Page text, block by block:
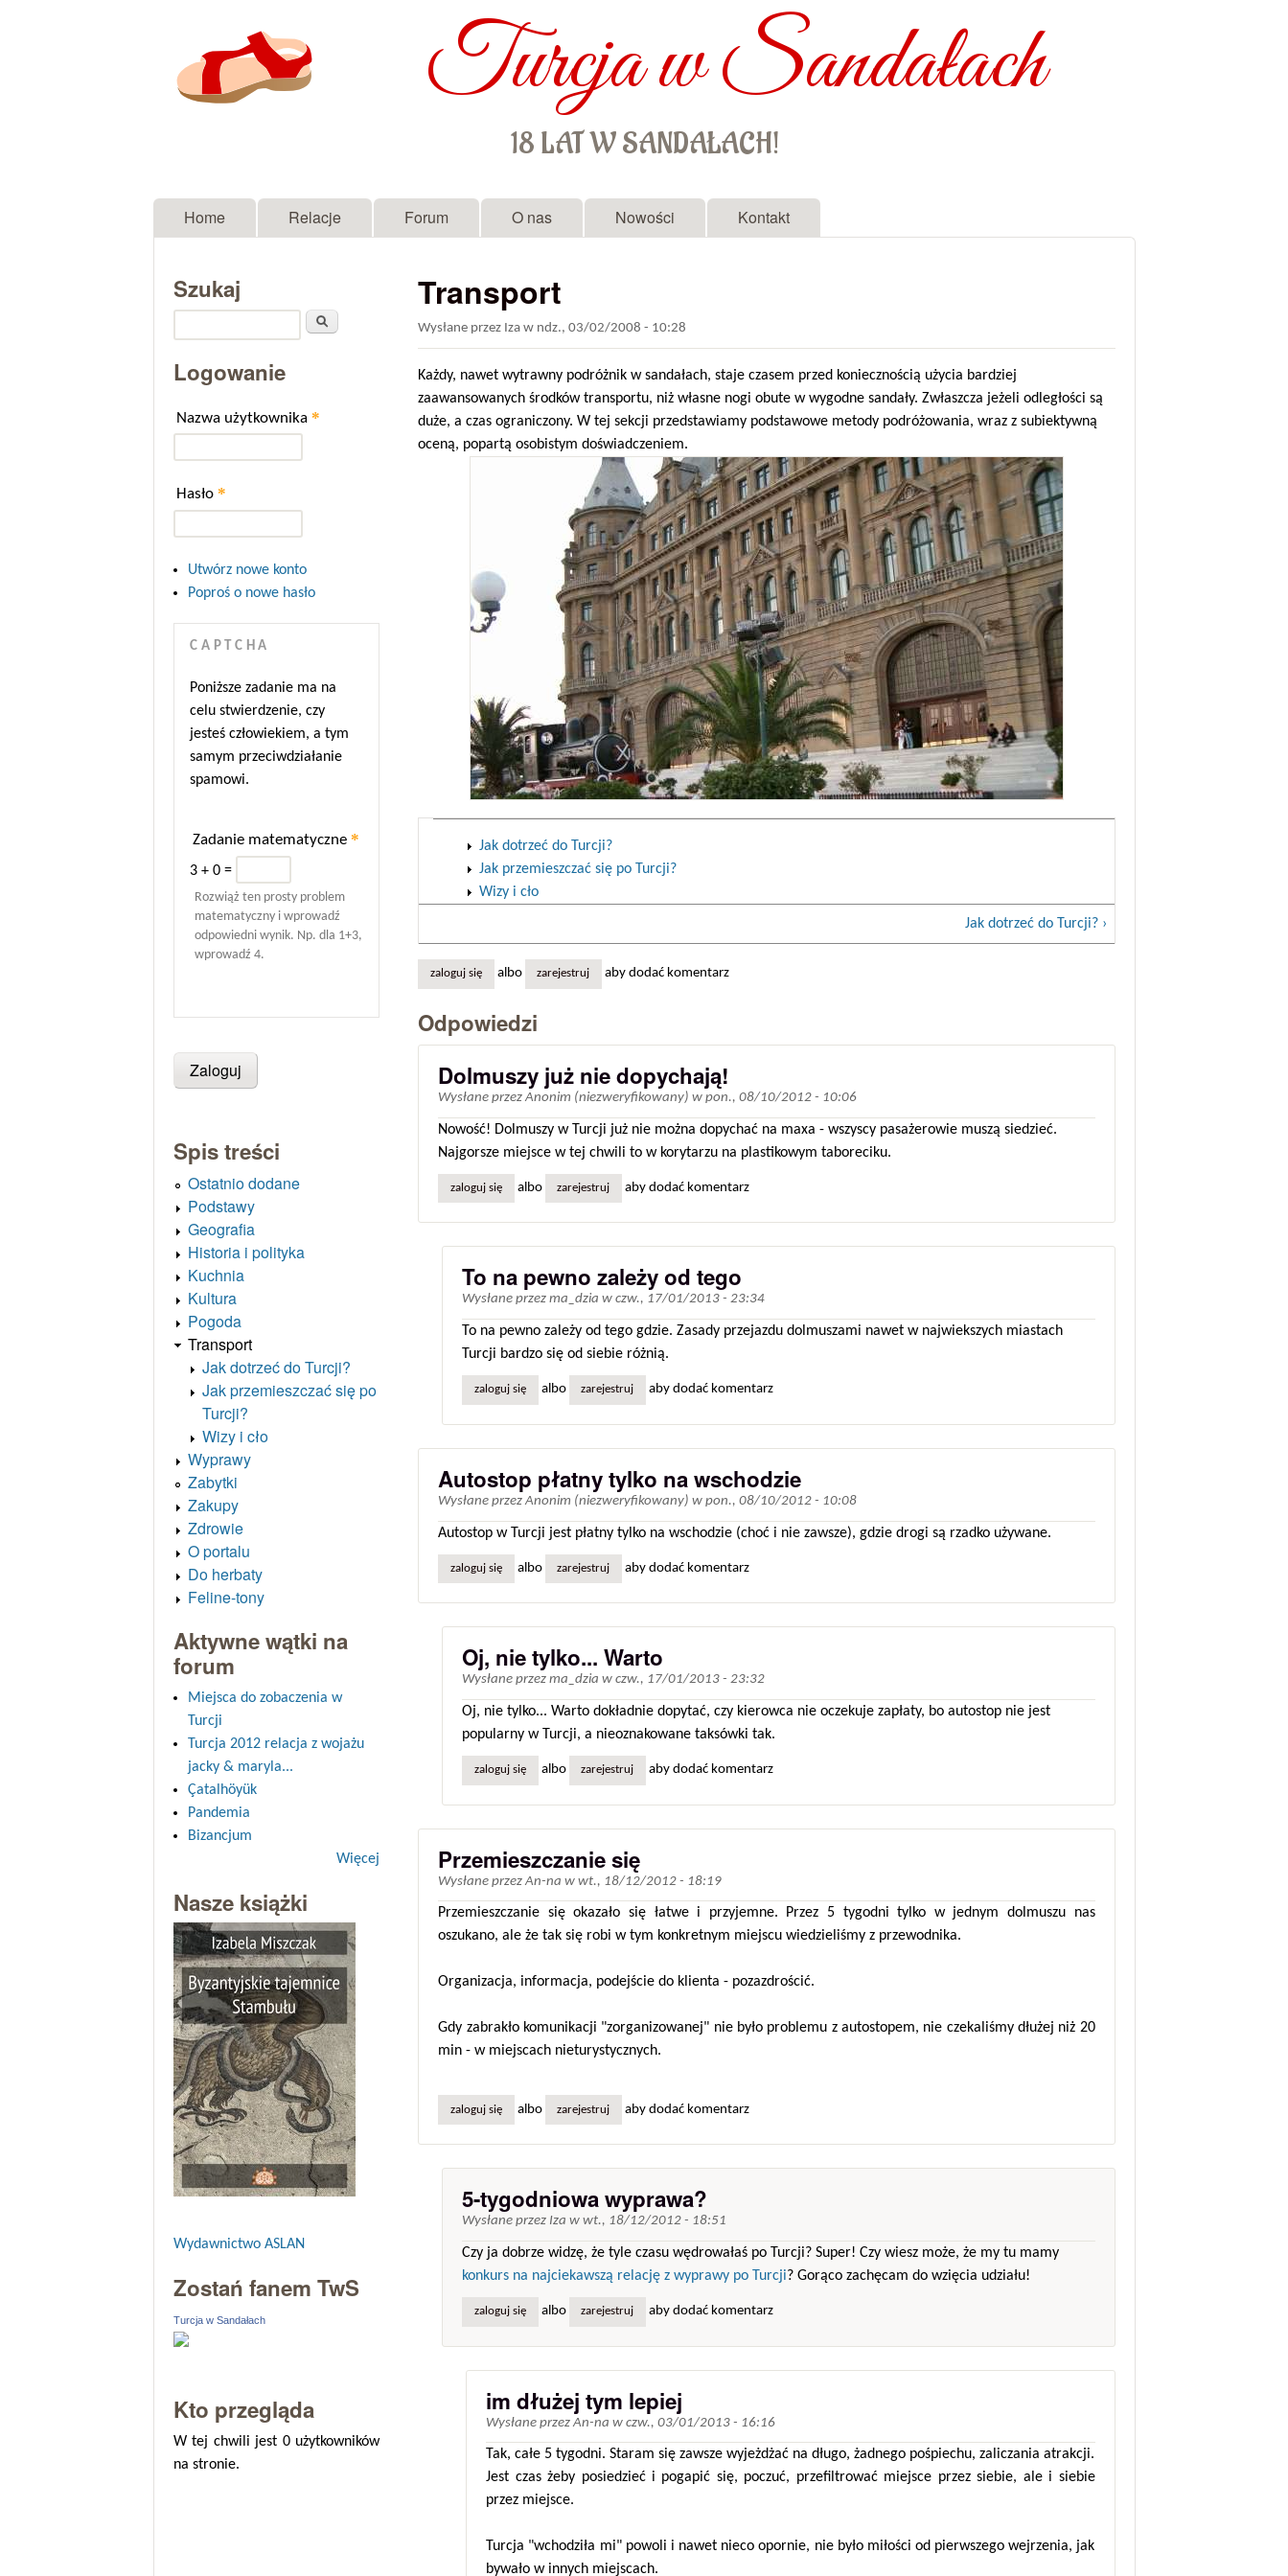
Turcja w Sandałach
18 LAT W SANDAŁACH!
Menu główne
Home Relacje Forum O nas Nowości Kontakt
Transport
Wysłane przez Iza w ndz., 03/02/2008 - 10:28
Każdy, nawet wytrawny podróżnik w sandałach, staje czasem przed koniecznością użycia bardziej
zaawansowanych środków transportu, niż własne nogi obute w wygodne sandały. Zwłaszcza jeżeli odległości są
duże, a czas ograniczony. W tej sekcji przedstawiamy podstawowe metody podróżowania, wraz z subiektywną
oceną, popartą osobistym doświadczeniem.
Jak dotrzeć do Turcji?
Jak przemieszczać się po Turcji?
Wizy i cło
Jak dotrzeć do Turcji? ›
zaloguj się albo zarejestruj aby dodać komentarz
Odpowiedzi
Dolmuszy już nie dopychają!
Wysłane przezAnonim (niezweryfikowany) wpon., 08/10/2012 - 10:06
Nowość! Dolmuszy w Turcji już nie można dopychać na maxa - wszyscy pasażerowie muszą siedzieć.
Najgorsze miejsce w tej chwili to w korytarzu na plastikowym taboreciku.
zaloguj się albo zarejestruj aby dodać komentarz
To na pewno zależy od tego
Wysłane przezma_dzia wczw., 17/01/2013 - 23:34
To na pewno zależy od tego gdzie. Zasady przejazdu dolmuszami nawet w najwiekszych miastach
Turcji bardzo się od siebie różnią.
zaloguj się albo zarejestruj aby dodać komentarz
Autostop płatny tylko na wschodzie
Wysłane przezAnonim (niezweryfikowany) wpon., 08/10/2012 - 10:08
Autostop w Turcji jest płatny tylko na wschodzie (choć i nie zawsze), gdzie drogi są rzadko używane.
zaloguj się albo zarejestruj aby dodać komentarz
Oj, nie tylko... Warto
Wysłane przezma_dzia wczw., 17/01/2013 - 23:32
Oj, nie tylko... Warto dokładnie dopytać, czy kierowca nie oczekuje zapłaty, bo autostop nie jest
popularny w Turcji, a nieoznakowane taksówki tak.
zaloguj się albo zarejestruj aby dodać komentarz
Przemieszczanie się
Wysłane przezAn-na wwt., 18/12/2012 - 18:19
Przemieszczanie się okazało się łatwe i przyjemne. Przez 5 tygodni tylko w jednym dolmuszu nas
oszukano, ale że tak się robi w tym konkretnym miejscu wiedzieliśmy z przewodnika.
Organizacja, informacja, podejście do klienta - pozazdrościć.
Gdy zabrakło komunikacji "zorganizowanej" nie było problemu z autostopem, nie czekaliśmy dłużej niż 20
min - w miejscach nieturystycznych.
zaloguj się albo zarejestruj aby dodać komentarz
5-tygodniowa wyprawa?
Wysłane przez Iza wwt., 18/12/2012 - 18:51
Czy ja dobrze widzę, że tyle czasu wędrowałaś po Turcji? Super! Czy wiesz może, że my tu mamy
konkurs na najciekawszą relację z wyprawy po Turcji? Gorąco zachęcam do wzięcia udziału!
zaloguj się albo zarejestruj aby dodać komentarz
im dłużej tym lepiej
Wysłane przezAn-na wczw., 03/01/2013 - 16:16
Tak, całe 5 tygodni. Staram się zawsze wyjeżdżać na długo, żadnego pośpiechu, zaliczania atrakcji.
Jest czas żeby posiedzieć i pogapić się, poczuć, przefiltrować miejsce przez siebie, ale i siebie
przez miejsce.
Turcja "wchodziła mi" powoli i nawet nieco opornie, nie było miłości od pierwszego wejrzenia, jak
bywało w innych miejscach.
Szukaj
Logowanie
Nazwa użytkownika *
Hasło *
Utwórz nowe konto
Poproś o nowe hasło
CAPTCHA
Poniższe zadanie ma na
celu stwierdzenie, czy
jesteś człowiekiem, a tym
samym przeciwdziałanie
spamowi.
Zadanie matematyczne *
3 + 0 =
Rozwiąż ten prosty problem
matematyczny i wprowadź
odpowiedni wynik. Np. dla 1+3,
wprowadź 4.
Spis treści
Ostatnio dodane
Podstawy
Geografia
Historia i polityka
Kuchnia
Kultura
Pogoda
Transport
Jak dotrzeć do Turcji?
Jak przemieszczać się po
Turcji?
Wizy i cło
Wyprawy
Zabytki
Zakupy
Zdrowie
O portalu
Do herbaty
Feline-tony
Aktywne wątki na
forum
Miejsca do zobaczenia w
Turcji
Turcja 2012 relacja z wojażu
jacky & maryla...
Çatalhöyük
Pandemia
Bizancjum
Więcej
Nasze książki
Wydawnictwo ASLAN
Zostań fanem TwS
Turcja w Sandałach
Kto przegląda
W tej chwili jest 0 użytkowników
na stronie.